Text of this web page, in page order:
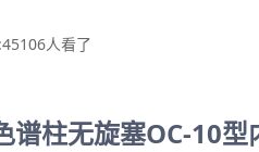
106人看了
谱柱无旋塞OC-10